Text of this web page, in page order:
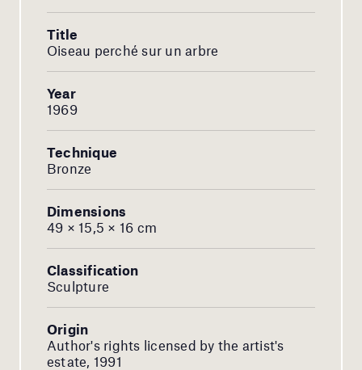
Title
Oiseau perché sur un arbre
Year
1969
Technique
Bronze
Dimensions
49 × 15,5 × 16 cm
Classification
Sculpture
Origin
Author's rights licensed by the artist's
estate, 1991